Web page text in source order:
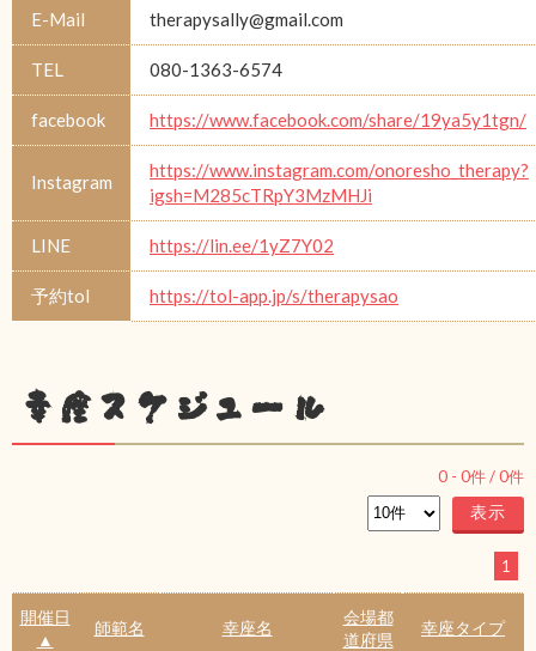
E-Mail therapysally@gmail.com
TEL 080-1363-6574
facebook https://www.facebook.com/share/19ya5y1tgn/
Instagram
https://www.instagram.com/onoresho_therapy?
igsh=M285cTRpY3MzMHJi
LINE https://lin.ee/1yZ7Y02
予約tol https://tol-app.jp/s/therapysao
幸座スケジュール
0 - 0件 /0件
1
開催日
▲
師範名 幸座名
会場都
道府県
幸座タイプ